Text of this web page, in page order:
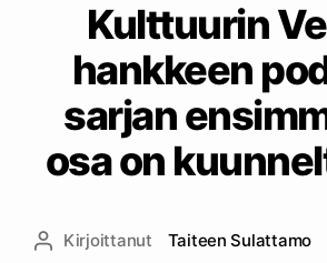
Kulttuurin
hankkeen
sarjan
osa on
Kirjoittaja
Kirjoittanut Taiteen Sulattamo